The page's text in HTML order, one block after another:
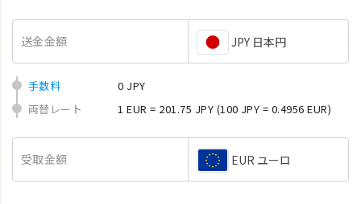
送金金額 JPY 日本円
手数料
0 JPY
両替レート
1 EUR = 201.75 JPY (100 JPY = 0.4956 EUR)
受取金額 EUR ユーロ